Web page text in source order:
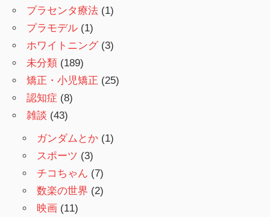
プラセンタ療法 (1)
プラモデル (1)
ホワイトニング(3)
未分類 (189)
矯正・小児矯正 (25)
認知症 (8)
雑談 (43)
ガンダムとか (1)
スポーツ (3)
チコちゃん (7)
数楽の世界 (2)
映画 (11)